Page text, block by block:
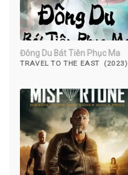
Đông Du Bát Tiên Phục Ma
TRAVEL TO THE EAST (2023)